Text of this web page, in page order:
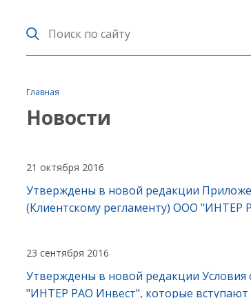
Главная
Новости
21 октября 2016
Утверждены в новой редакции
(Клиентскому регламенту) ООО "ИНТЕР
23 сентября 2016
Утверждены в новой редакции Условия
"ИНТЕР РАО Инвест", которые вступают в